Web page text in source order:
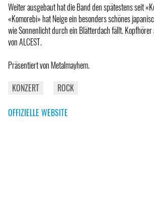
Weiter ausgebaut hat die Band den spätestens seit
«Komorebi» hat Neige ein besonders schönes
wie Sonnenlicht durch ein Blätterdach fällt.
von ALCEST.
Präsentiert von Metalmayhem.
KONZERT
ROCK
OFFIZIELLE WEBSITE